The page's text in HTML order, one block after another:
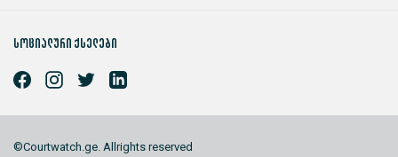
სოციალური ქსელები
©Courtwatch.ge. Allrights reserved